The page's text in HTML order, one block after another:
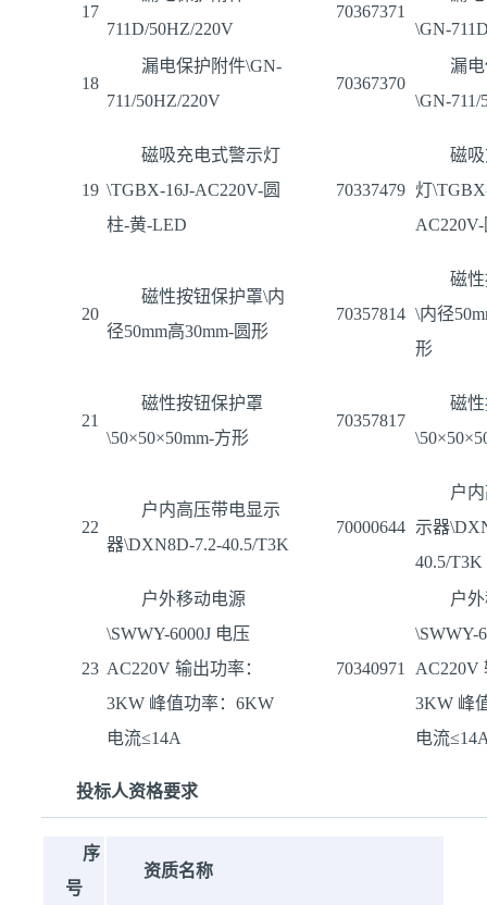
17
711D/50HZ/220V
70367371
\GN-
18
漏电保护附件\GN-
711/50HZ/220V
70367370
漏
\GN-711/
19
磁吸充电式警示灯
\TGBX-16J-AC220V-圆
柱-黄-LED
70337479
磁
灯
20
磁性按钮保护罩\内
径50mm高30mm-圆形
70357814
磁
\内径
形
21
磁性按钮保护罩
\50×50×50mm-方形
70357817
磁
22
户内高压带电显示
器\DXN8D-7.2-40.5/T3K
70000644
户
示器
40.5/T3K
23
户外移动电源
\SWWY-6000J 电压
AC220V 输出功率：
3KW 峰值功率：6KW
电流≤14A
70340971
户
\SWWY-
AC220V
3KW 峰
电流
投标人资格要求
序
号
资质名称